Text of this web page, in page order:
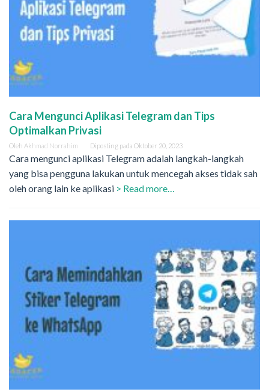
Cara Mengunci Aplikasi Telegram dan Tips
Optimalkan Privasi
Oleh Akhmad Norrahim Diposting pada Oktober 20, 2023
Cara mengunci aplikasi Telegram adalah langkah-langkah
yang bisa pengguna lakukan untuk mencegah akses tidak sah
oleh orang lain ke aplikasi > Read more…